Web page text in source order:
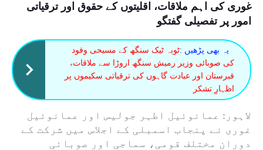
غوری کی اہم ملاقات، اقلیتوں کے حقوق اور ترقیاتی
امور پر تفصیلی گفتگو
یہ بھی پڑھیں :ٹوبہ ٹیک سنگھ کے مسیحی وفود
کی صوبائی وزیر رمیش سنگھ اروڑا سے ملاقات،
قبرستان اور عبادت گاہوں کی ترقیاتی سکیموں پر
اظہارِ تشکر
لاہور: عمانوئیل اطہر جولیس اور
عمانوئیل
غوری نے پنجاب اسمبلی کے اجلاس میں شرکت کے
دوران مختلف قومی، سماجی اور صوبائی